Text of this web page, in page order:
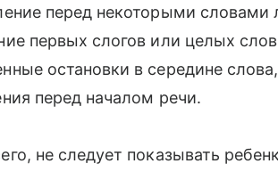
перед некоторыми словами
первых слогов или целых
остановки в середине
перед началом речи.
не следует показывать